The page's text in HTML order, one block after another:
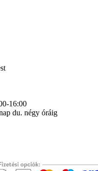
16:00
du. négy óráig